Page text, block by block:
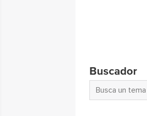
Buscador